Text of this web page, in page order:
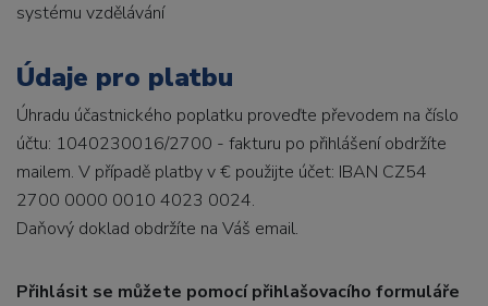
systému vzdělávání
Údaje pro platbu
Úhradu účastnického poplatku proveďte převodem na číslo
účtu: 1040230016/2700 - fakturu po přihlášení obdržíte
mailem. V případě platby v € použijte účet: IBAN CZ54
2700 0000 0010 4023 0024.
Daňový doklad obdržíte na Váš email.
Přihlásit se můžete pomocí přihlašovacího formuláře